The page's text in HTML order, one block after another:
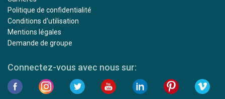
Politique de confidentialité
Conditions d'utilisation
Mentions légales
Demande de groupe
Connectez-vous avec nous sur: